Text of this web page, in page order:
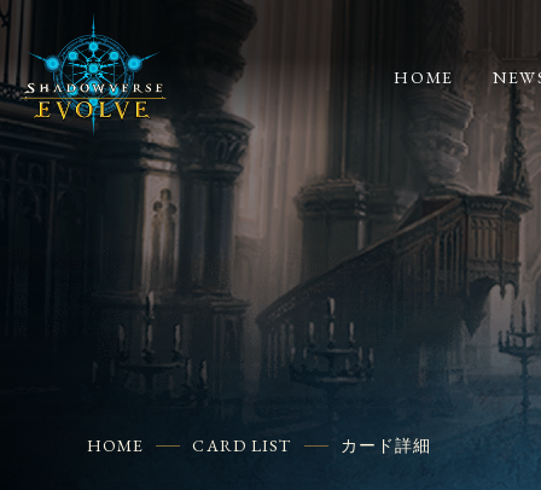
HOME
HOME CARD LIST カード詳細